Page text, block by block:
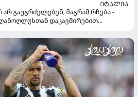
ᲘᲢᲐᲚᲘᲐ
გაუგრძელებენ, მაგრამ რჩება -
დაკავშირებით